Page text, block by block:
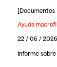
[Documentos
Ayuda
22 / 06 / 2026
Informe